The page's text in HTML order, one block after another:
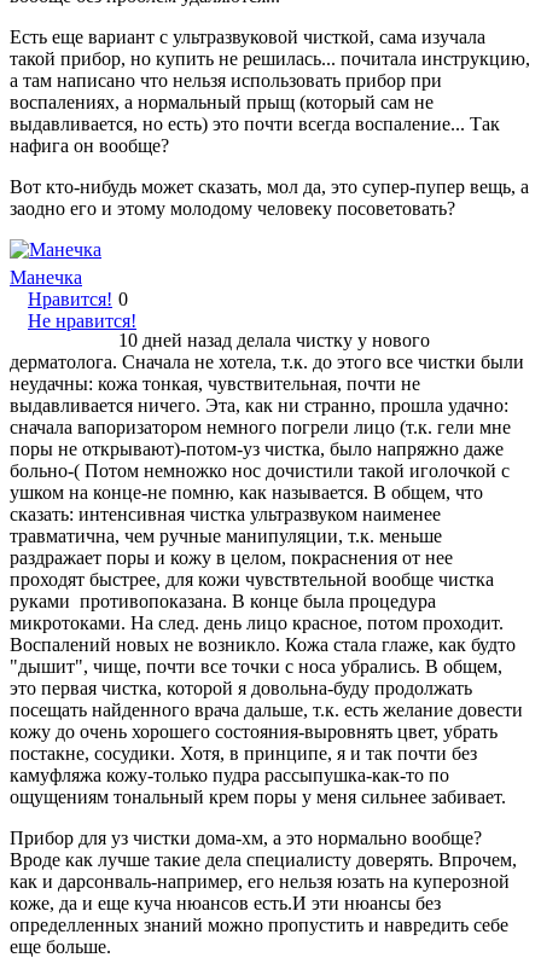
Есть еще вариант с ультразвуковой чисткой, сама изучала
такой прибор, но купить не решилась... почитала инструкцию,
а там написано что нельзя использовать прибор при
воспалениях, а нормальный прыщ (который сам не
выдавливается, но есть) это почти всегда воспаление... Так
нафига он вообще?
Вот кто-нибудь может сказать, мол да, это супер-пупер вещь, а
заодно его и этому молодому человеку посоветовать?
Манечка
Нравится!
Не нравится!
0
10 дней назад делала чистку у нового
дерматолога. Сначала не хотела, т.к. до этого все чистки были
неудачны: кожа тонкая, чувствительная, почти не
выдавливается ничего. Эта, как ни странно, прошла удачно:
сначала вапоризатором немного погрели лицо (т.к. гели мне
поры не открывают)-потом-уз чистка, было напряжно даже
больно-( Потом немножко нос дочистили такой иголочкой с
ушком на конце-не помню, как называется. В общем, что
сказать: интенсивная чистка ультразвуком наименее
травматична, чем ручные манипуляции, т.к. меньше
раздражает поры и кожу в целом, покраснения от нее
проходят быстрее, для кожи чувствтельной вообще чистка
руками противопоказана. В конце была процедура
микротоками. На след. день лицо красное, потом проходит.
Воспалений новых не возникло. Кожа стала глаже, как будто
"дышит", чище, почти все точки с носа убрались. В общем,
это первая чистка, которой я довольна-буду продолжать
посещать найденного врача дальше, т.к. есть желание довести
кожу до очень хорошего состояния-выровнять цвет, убрать
постакне, сосудики. Хотя, в принципе, я и так почти без
камуфляжа кожу-только пудра рассыпушка-как-то по
ощущениям тональный крем поры у меня сильнее забивает.
Прибор для уз чистки дома-хм, а это нормально вообще?
Вроде как лучше такие дела специалисту доверять. Впрочем,
как и дарсонваль-например, его нельзя юзать на куперозной
коже, да и еще куча нюансов есть.И эти нюансы без
определленных знаний можно пропустить и навредить себе
еще больше.